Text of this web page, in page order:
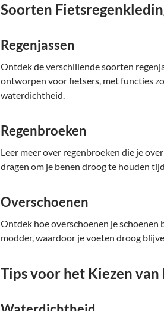
Soorten
Regenjassen
Ontdek de verschillende soorten
ontworpen voor fietsers, met functies
waterdichtheid.
Regenbroeken
Leer meer over regenbroeken die je
dragen om je benen droog te houden
Overschoenen
Ontdek hoe overschoenen je schoenen
modder, waardoor je voeten droog
Tips voor het Kiezen